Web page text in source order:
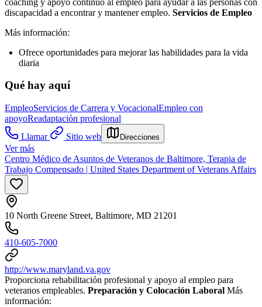
discapacidad a encontrar y mantener empleo. Servicios de Empleo
Más información:
Ofrece oportunidades para mejorar las habilidades para la vida
diaria
Qué hay aquí
EmpleoServicios de Carrera y VocacionalEmpleo con
apoyoReadaptación profesional
Llamar
Sitio web Direcciones
Ver más
Centro Médico de Asuntos de Veteranos de Baltimore, Terapia de
Trabajo Compensado | United States Department of Veterans Affairs
10 North Greene Street, Baltimore, MD 21201
410-605-7000
http://www.maryland.va.gov
Proporciona rehabilitación profesional y apoyo al empleo para
veteranos empleables. Preparación y Colocación Laboral Más
información: